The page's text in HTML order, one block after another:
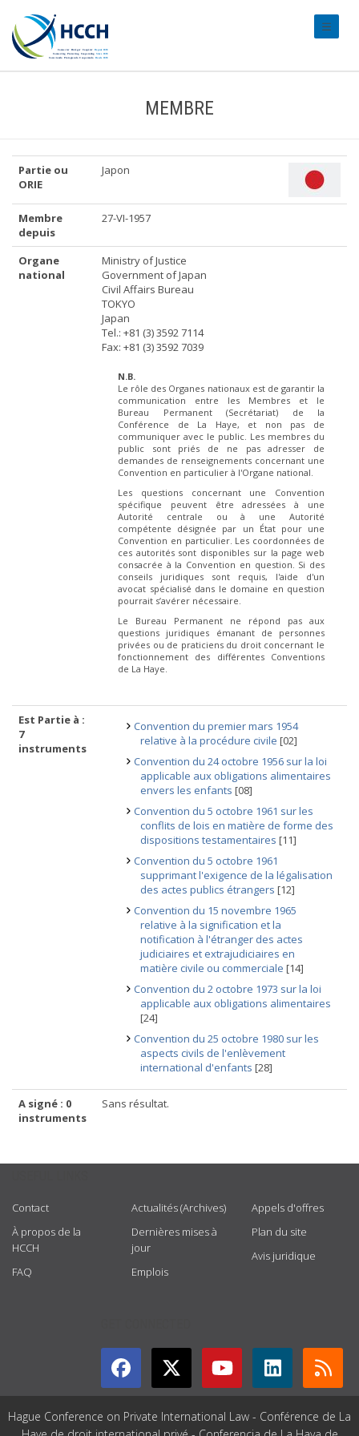
MEMBRE
Partie ou
ORIE
Japon
Membre
depuis
27-VI-1957
Organe
national
Ministry of Justice
Government of Japan
Civil Affairs Bureau
TOKYO
Japan
Tel.: +81 (3) 3592 7114
Fax: +81 (3) 3592 7039
N.B.
Le rôle des Organes nationaux est de garantir la
communication entre les Membres et le
Bureau Permanent (Secrétariat) de la
Conférence de La Haye, et non pas de
communiquer avec le public. Les membres du
public sont priés de ne pas adresser de
demandes de renseignements concernant une
Convention en particulier à l'Organe national.
Les questions concernant une Convention
spécifique peuvent être adressées à une
Autorité centrale ou à une Autorité
compétente désignée par un État pour une
Convention en particulier. Les coordonnées de
ces autorités sont disponibles sur la page web
consacrée à la Convention en question. Si des
conseils juridiques sont requis, l'aide d'un
avocat spécialisé dans le domaine en question
pourrait s’avérer nécessaire.
Le Bureau Permanent ne répond pas aux
questions juridiques émanant de personnes
privées ou de praticiens du droit concernant le
fonctionnement des différentes Conventions
de La Haye.
Est Partie à :
7
instruments
Convention du premier mars 1954
relative à la procédure civile [02]
Convention du 24 octobre 1956 sur la loi
applicable aux obligations alimentaires
envers les enfants [08]
Convention du 5 octobre 1961 sur les
conflits de lois en matière de forme des
dispositions testamentaires [11]
Convention du 5 octobre 1961
supprimant l'exigence de la légalisation
des actes publics étrangers [12]
Convention du 15 novembre 1965
relative à la signification et la
notification à l'étranger des actes
judiciaires et extrajudiciaires en
matière civile ou commerciale [14]
Convention du 2 octobre 1973 sur la loi
applicable aux obligations alimentaires
[24]
Convention du 25 octobre 1980 sur les
aspects civils de l'enlèvement
international d'enfants [28]
A signé : 0
instruments
Sans résultat.
Contact
À propos de la
HCCH
FAQ
Actualités (Archives)
Dernières mises à
jour
Emplois
Appels d'offres
Plan du site
Avis juridique
Hague Conference on Private International Law - Conférence de La